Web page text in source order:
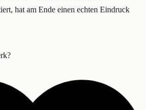
hat am Ende einen echten Eindruck